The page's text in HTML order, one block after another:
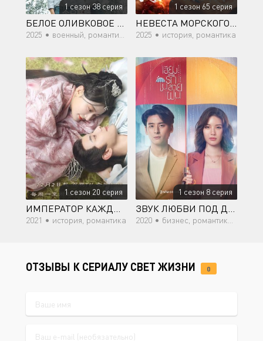
1 сезон 38 серия
БЕЛОЕ ОЛИВКОВОЕ ДЕРЕВО
2025 • военный, романтика, драма
1 сезон 65 серия
НЕВЕСТА МОРСКОГО БОГА
2025 • история, романтика
1 сезон 20 серия
ИМПЕРАТОР КАЖДЫЙ ДЕНЬ ЖЕЛАЕТ СВЕРГНУТЬ ИМПЕРАТРИЦУ
2021 • история, романтика
1 сезон 8 серия
ЗВУК ЛЮБВИ ПОД ДОЖДЕМ
2020 • бизнес, романтика, драма, фэнтези
ОТЗЫВЫ К СЕРИАЛУ СВЕТ ЖИЗНИ 0